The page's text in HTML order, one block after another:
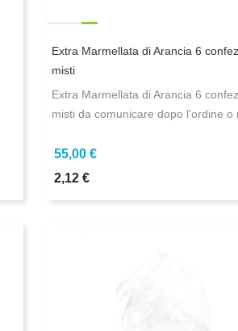
Extra Marmellata di Arancia 6
misti
Extra Marmellata di Arancia 6
misti da comunicare dopo l’ordine
55,00 €
2,12 €